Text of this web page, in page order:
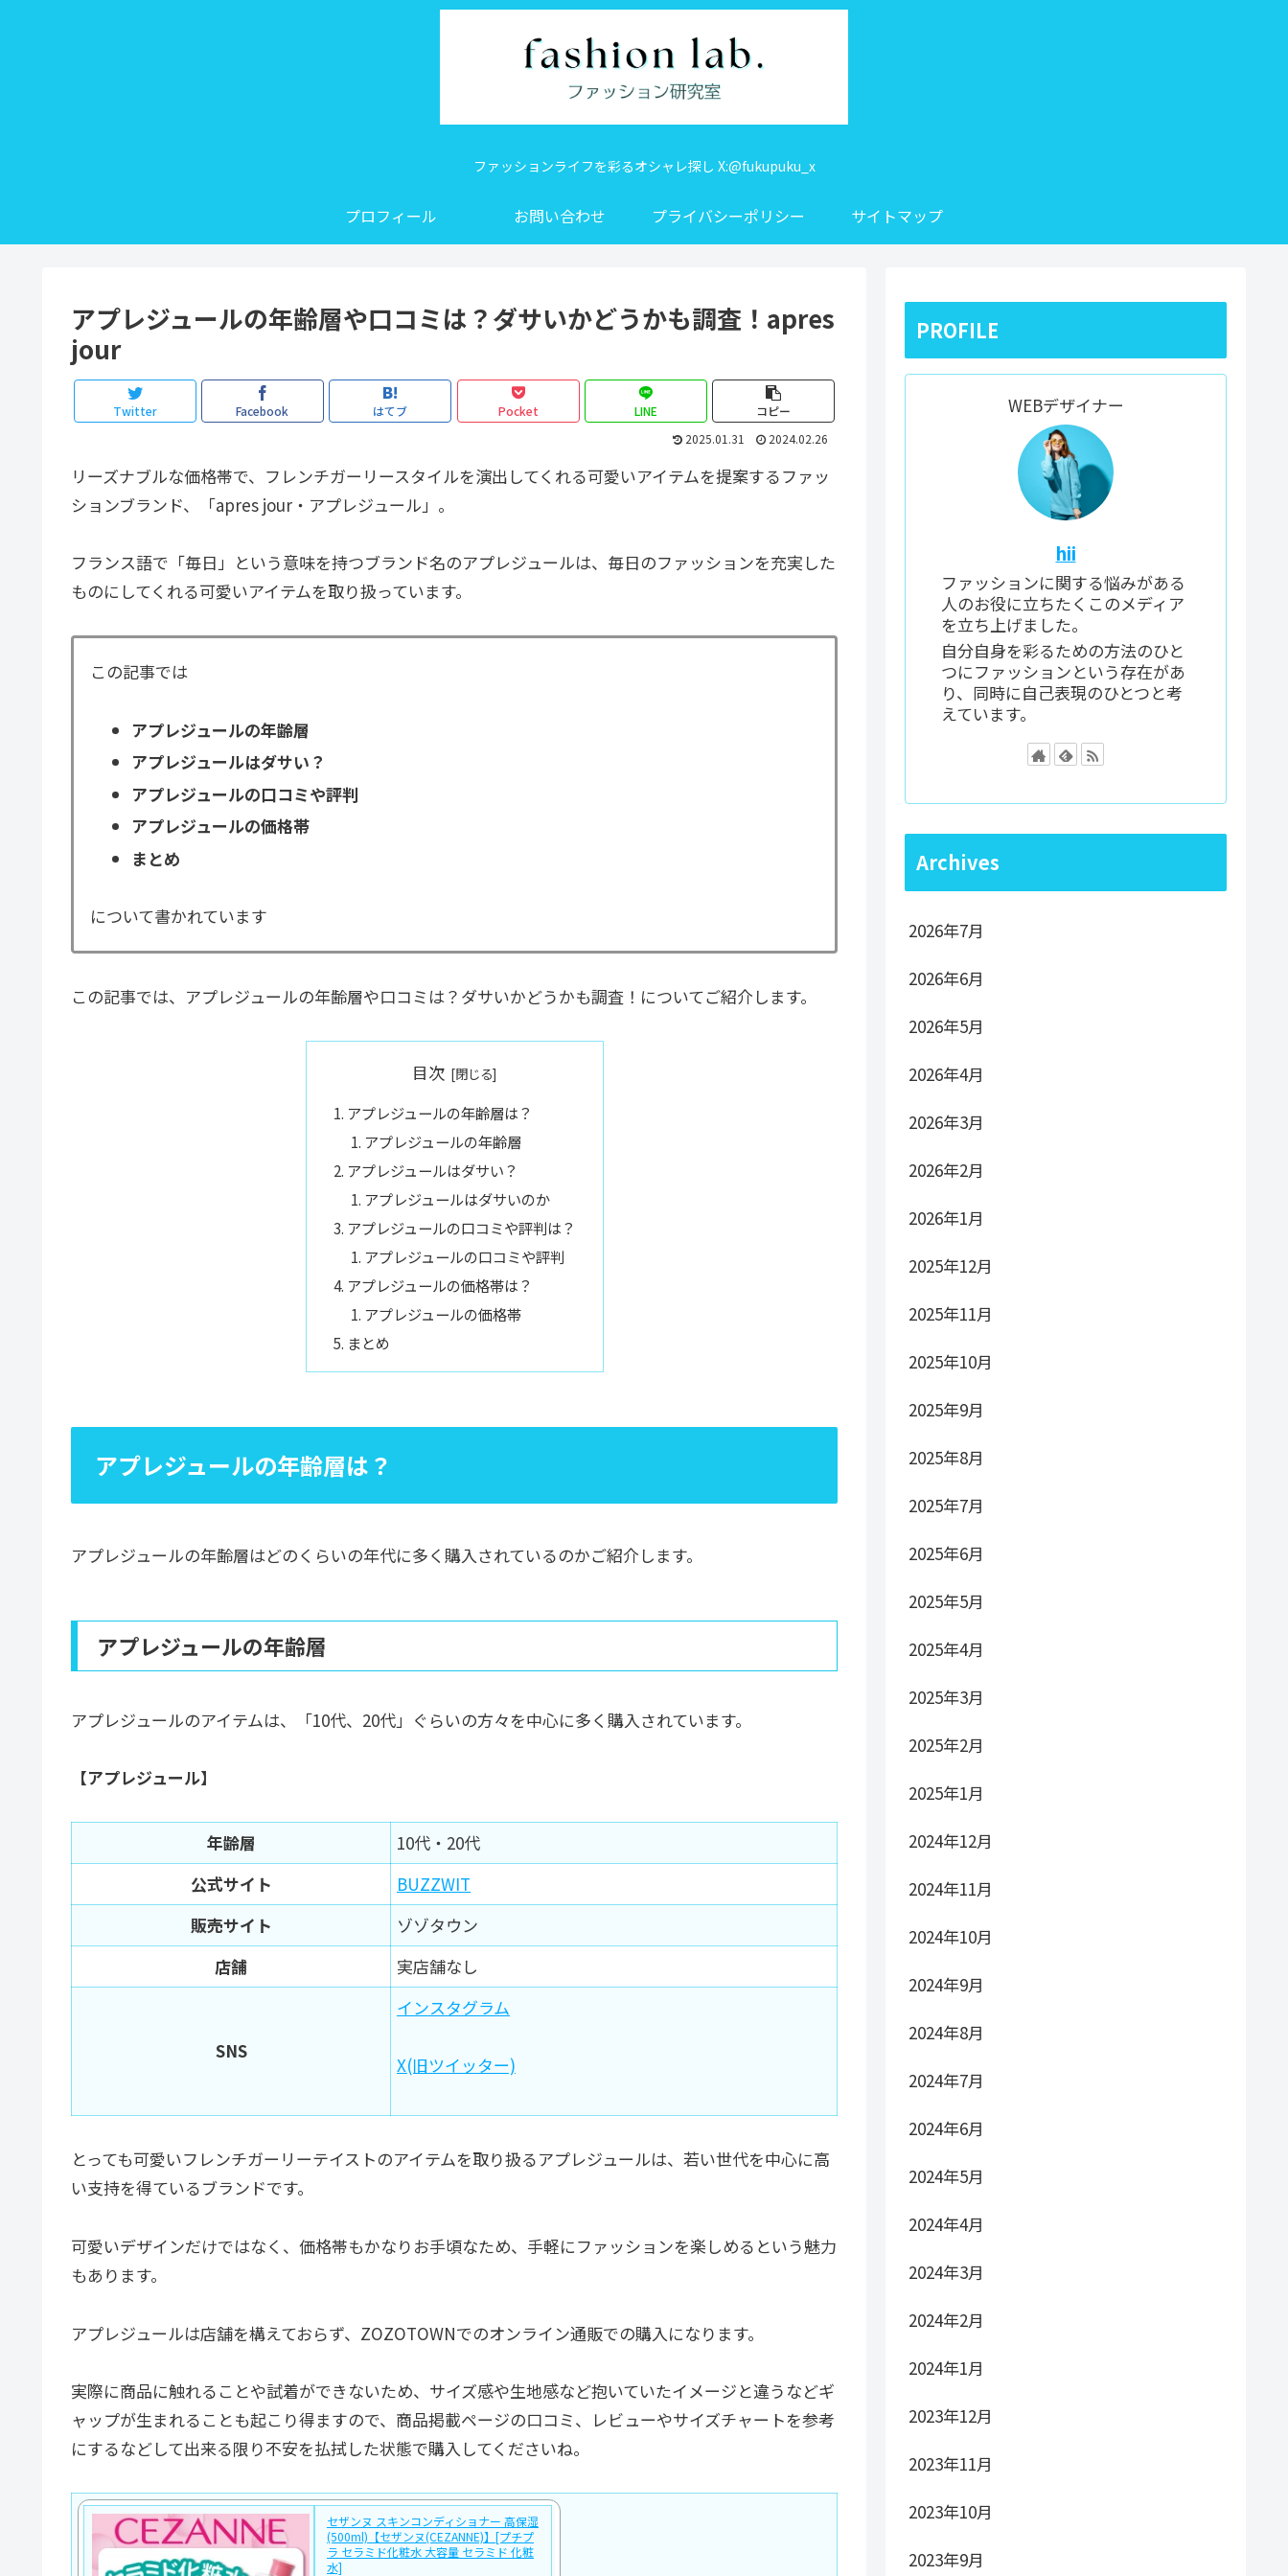
ファッションライフを彩るオシャレ探し X:@fukupuku_x
プロフィール お問い合わせ プライバシーポリシー サイトマップ
アプレジュールの年齢層や口コミは？ダサいかどうかも調査！apres
jour
Twitter Facebook はてブ Pocket LINE
コピー
2025.01.31
2024.02.26
リーズナブルな価格帯で、フレンチガーリースタイルを演出してくれる可愛いアイテムを提案するファッ
ションブランド、「apres jour・アプレジュール」。
フランス語で「毎日」という意味を持つブランド名のアプレジュールは、毎日のファッションを充実した
ものにしてくれる可愛いアイテムを取り扱っています。
この記事では
アプレジュールの年齢層
アプレジュールはダサい？
アプレジュールの口コミや評判
アプレジュールの価格帯
まとめ
について書かれています
この記事では、アプレジュールの年齢層や口コミは？ダサいかどうかも調査！についてご紹介します。
目次
アプレジュールの年齢層は？
アプレジュールの年齢層
アプレジュールはダサい？
アプレジュールはダサいのか
アプレジュールの口コミや評判は？
アプレジュールの口コミや評判
アプレジュールの価格帯は？
アプレジュールの価格帯
まとめ
アプレジュールの年齢層は？
アプレジュールの年齢層はどのくらいの年代に多く購入されているのかご紹介します。
アプレジュールの年齢層
アプレジュールのアイテムは、「10代、20代」ぐらいの方々を中心に多く購入されています。
【アプレジュール】
年齢層
10代・20代
公式サイト
BUZZWIT
販売サイト
ゾゾタウン
店舗
実店舗なし
SNS
インスタグラム
X(旧ツイッター)
とっても可愛いフレンチガーリーテイストのアイテムを取り扱るアプレジュールは、若い世代を中心に高
い支持を得ているブランドです。
可愛いデザインだけではなく、価格帯もかなりお手頃なため、手軽にファッションを楽しめるという魅力
もあります。
アプレジュールは店舗を構えておらず、ZOZOTOWNでのオンライン通販での購入になります。
実際に商品に触れることや試着ができないため、サイズ感や生地感など抱いていたイメージと違うなどギ
ャップが生まれることも起こり得ますので、商品掲載ページの口コミ、レビューやサイズチャートを参考
にするなどして出来る限り不安を払拭した状態で購入してくださいね。
セザンヌ スキンコンディショナー 高保湿
(500ml)【セザンヌ(CEZANNE)】[プチプ
ラ セラミド化粧水 大容量 セラミド 化粧
水]
PROFILE
WEBデザイナー
hii
ファッションに関する悩みがある
人のお役に立ちたくこのメディア
を立ち上げました。
自分自身を彩るための方法のひと
つにファッションという存在があ
り、同時に自己表現のひとつと考
えています。
Archives
2026年7月
2026年6月
2026年5月
2026年4月
2026年3月
2026年2月
2026年1月
2025年12月
2025年11月
2025年10月
2025年9月
2025年8月
2025年7月
2025年6月
2025年5月
2025年4月
2025年3月
2025年2月
2025年1月
2024年12月
2024年11月
2024年10月
2024年9月
2024年8月
2024年7月
2024年6月
2024年5月
2024年4月
2024年3月
2024年2月
2024年1月
2023年12月
2023年11月
2023年10月
2023年9月